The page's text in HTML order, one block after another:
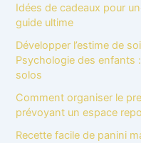
Idées de cadeaux pour
guide ultime
Développer l’estime de
Psychologie des enfants
solos
Comment organiser le
prévoyant un espace
Recette facile de panini